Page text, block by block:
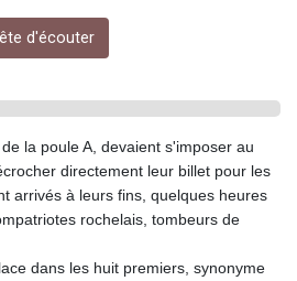
GGP 0.857252
GHS 13.526832
GMD 84.980421
GTQ 8.794891
GYD 241.157003
HKD 9.067746
HNL 30.895616
HTG 150.718127
d'écouter
la poule A, devaient s'imposer au
directement leur billet pour les
arrivés à leurs fins, quelques heures
rochelais, tombeurs de
dans les huit premiers, synonyme